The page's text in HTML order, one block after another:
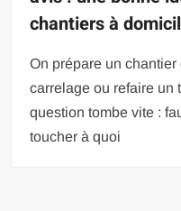
chantiers à
On prépare un
carrelage ou refaire un
question tombe vite :
toucher à quoi